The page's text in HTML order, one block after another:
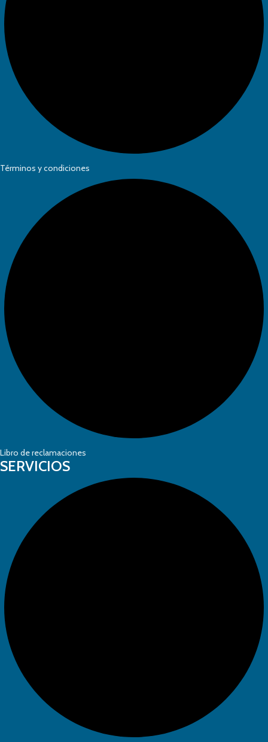
Términos y condiciones
Libro de reclamaciones
SERVICIOS